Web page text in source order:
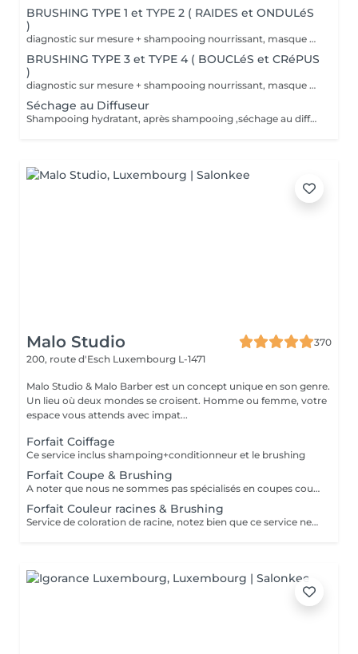
BRUSHING TYPE 1 et TYPE 2 ( RAIDES et ONDULéS
)
diagnostic sur mesure + shampooing nourrissant, masque hydratant ,coiffage sérum et fixation finale. Important: cheveux sans tresse ni noeuds à l'arrivée; tout noeuds ou tressage entraîne l'annulation et 50% de la prestation est retenu. Toute arrivée retardée de 15-30 minutes ou plus entraînera l'annulation automatique du rendez-vous.
BRUSHING TYPE 3 et TYPE 4 ( BOUCLéS et CRéPUS
)
diagnostic sur mesure + shampooing nourrissant, masque hydratant ,coiffage sérum et fixation finale. Important: cheveux sans tresse ni noeuds à l'arrivée; tout noeuds ou tressage entraîne l'annulation et 50% de la prestation est retenu. Toute arrivée retardée de 15-30 minutes ou plus entraînera l'annulation automatique du rendez-vous.
Séchage au Diffuseur
Shampooing hydratant, après shampooing ,séchage au diffuseur sérum et fixation finale. Important: cheveux sans tresse ni nud à l'arrivée; tout nud ou tressage entraîne l'annulation et 50% de la prestation est retenu. Toute arrivée retardée de 15-30 minutes ou plus entraînera l'annulation automatique du rendez-vous.
Malo Studio
370
200, route d'Esch Luxembourg L-1471
Malo Studio & Malo Barber est un concept unique en son genre.
Un lieu où deux mondes se croisent. Homme ou femme, votre
espace vous attends avec impat...
Forfait Coiffage
Ce service inclus shampoing+conditionneur et le brushing
Forfait Coupe & Brushing
A noter que nous ne sommes pas spécialisés en coupes courtes.
Forfait Couleur racines & Brushing
Service de coloration de racine, notez bien que ce service ne permet pas d‘effectuer d’importants éclaircissements tel qu‘un balayage ou des mèches.